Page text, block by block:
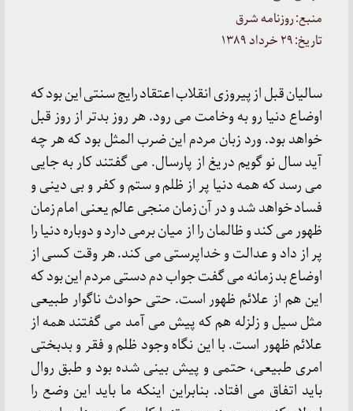
منبع: روزنامه شرق
تاریخ: ۲۹ خرداد ۱۳۸۹
سالیان قبل از پیروزی انقلاب اعتقاد رایج سنتی این بود که
اوضاع دنیا رو به وخامت می رود. هر روز بدتر از روز قبل
خواهد بود. ورد زبان مردم این ضرب المثل بود که هر چه
آید سال نو گویم دریغ از پارسال. می گفتند کار به جایی
می رسد که همه دنیا پر از ظلم و ستم و کفر و بی دینی و
فساد خواهد شد و در آن زمان منجی عالم یعنی امام زمان
ظهور می کند و ظالمان را از میان برمی دارد و دوباره دنیا را
پر از داد و عدالت و خداپرستی می کند. هر وقت کسی از
اوضاع بد زمانه می گفت جواب دم دستی مردم این بود که
این هم از علائم ظهور است. حتی حوادث ناگوار طبیعی
مثل سیل و زلزله هم که پیش می آمد می گفتند همه از
علائم ظهور است. با این نگاه وجود ظلم و فقر و بدبختی
امری طبیعی، حتمی و پیش بینی شده بود و طبق روال
باید اتفاق می افتاد. بنابراین اینکه ما باید این وضع را